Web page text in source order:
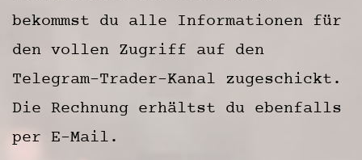
bekommst du alle Informationen für
den vollen Zugriff auf den
Telegram-Trader-Kanal zugeschickt.
Die Rechnung erhältst du ebenfalls
per E-Mail.